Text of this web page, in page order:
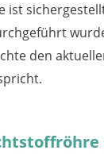
ist
den